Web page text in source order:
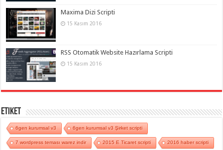
Maxima Dizi Scripti
15 Kasım 2016
RSS Otomatik Website Hazırlama Scripti
15 Kasım 2016
Etiket
6gen kurumsal v3 6gen kurumsal v3 Şirket scripti
7 wordpress teması warez indir 2015 E Ticaret scripti 2016 haber scripti